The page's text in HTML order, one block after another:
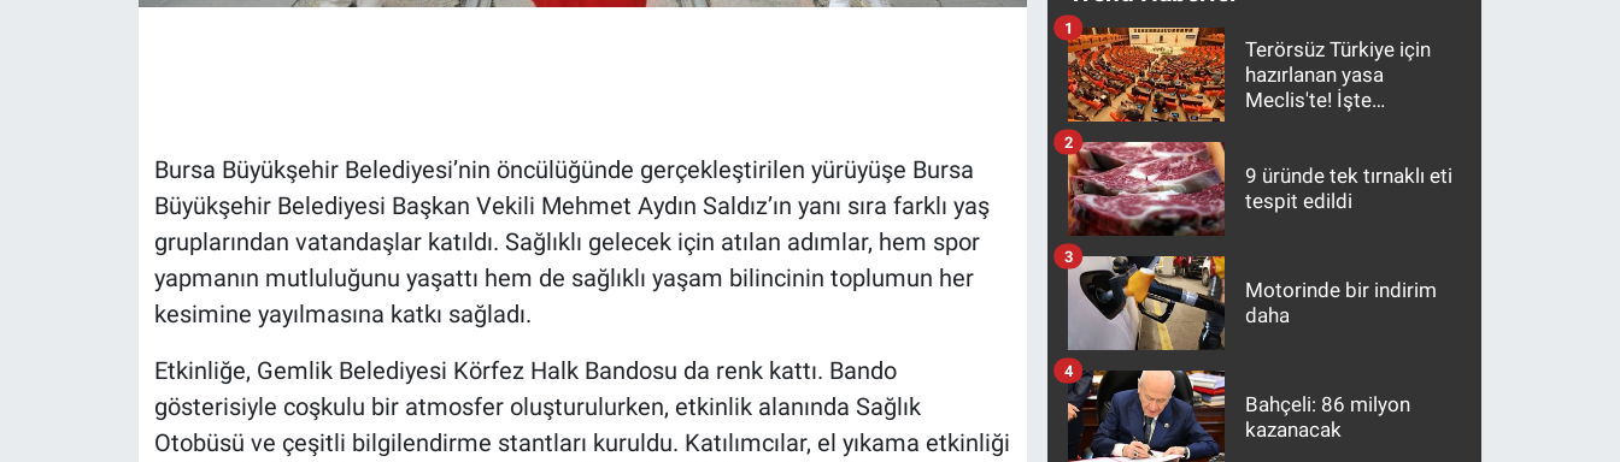
Bursa Büyükşehir Belediyesi’nin öncülüğünde gerçekleştirilen yürüyüşe Bursa
Büyükşehir Belediyesi Başkan Vekili Mehmet Aydın Saldız’ın yanı sıra farklı yaş
gruplarından vatandaşlar katıldı. Sağlıklı gelecek için atılan adımlar, hem spor
yapmanın mutluluğunu yaşattı hem de sağlıklı yaşam bilincinin toplumun her
kesimine yayılmasına katkı sağladı.
Etkinliğe, Gemlik Belediyesi Körfez Halk Bandosu da renk kattı. Bando
gösterisiyle coşkulu bir atmosfer oluşturulurken, etkinlik alanında Sağlık
Otobüsü ve çeşitli bilgilendirme stantları kuruldu. Katılımcılar, el yıkama etkinliği
Terörsüz Türkiye için
hazırlanan yasa
Meclis'te! İşte
1
9 üründe tek tırnaklı eti
tespit edildi
2
Motorinde bir indirim
daha
3
Bahçeli: 86 milyon
kazanacak
4
Koronavirüs
Kültür Sanat